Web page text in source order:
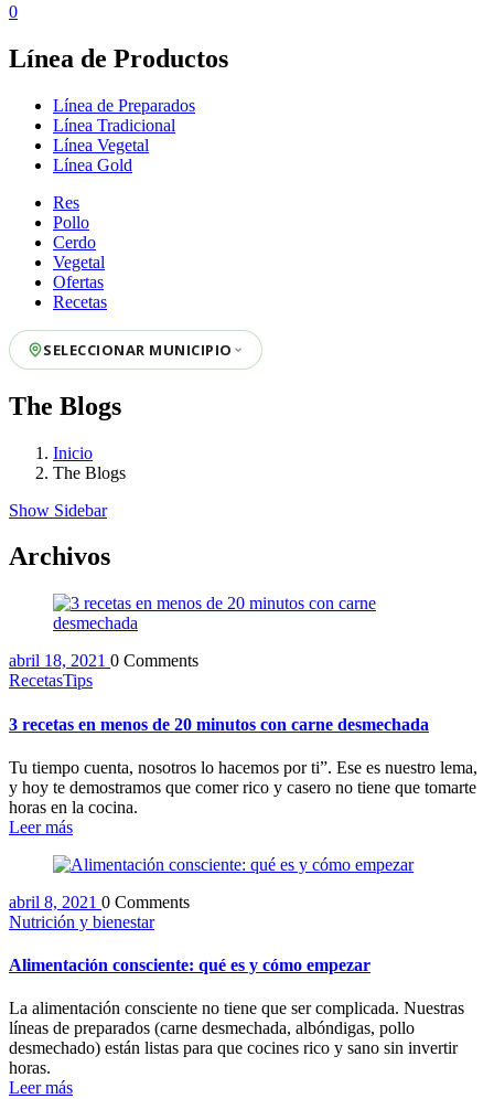
0
Línea de Productos
Línea de Preparados
Línea Tradicional
Línea Vegetal
Línea Gold
Res
Pollo
Cerdo
Vegetal
Ofertas
Recetas
SELECCIONAR MUNICIPIO
The Blogs
Inicio
The Blogs
Show Sidebar
Archivos
abril 18, 2021 0 Comments
RecetasTips
3 recetas en menos de 20 minutos con carne desmechada
Tu tiempo cuenta, nosotros lo hacemos por ti”. Ese es nuestro lema,
y hoy te demostramos que comer rico y casero no tiene que tomarte
horas en la cocina.
Leer más
abril 8, 2021 0 Comments
Nutrición y bienestar
Alimentación consciente: qué es y cómo empezar
La alimentación consciente no tiene que ser complicada. Nuestras
líneas de preparados (carne desmechada, albóndigas, pollo
desmechado) están listas para que cocines rico y sano sin invertir
horas.
Leer más